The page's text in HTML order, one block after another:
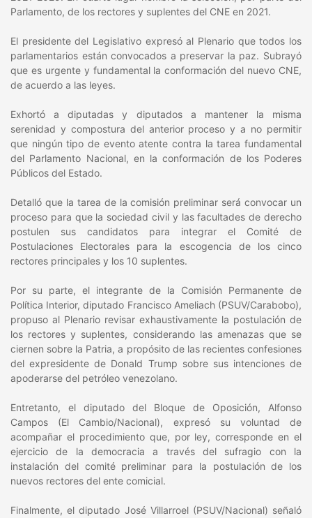
Parlamento, de los rectores y suplentes del CNE en 2021.
El presidente del Legislativo expresó al Plenario que todos los
parlamentarios están convocados a preservar la paz. Subrayó
que es urgente y fundamental la conformación del nuevo CNE,
de acuerdo a las leyes.
Exhortó a diputadas y diputados a mantener la misma
serenidad y compostura del anterior proceso y a no permitir
que ningún tipo de evento atente contra la tarea fundamental
del Parlamento Nacional, en la conformación de los Poderes
Públicos del Estado.
Detalló que la tarea de la comisión preliminar será convocar un
proceso para que la sociedad civil y las facultades de derecho
postulen sus candidatos para integrar el Comité de
Postulaciones Electorales para la escogencia de los cinco
rectores principales y los 10 suplentes.
Por su parte, el integrante de la Comisión Permanente de
Política Interior, diputado Francisco Ameliach (PSUV/Carabobo),
propuso al Plenario revisar exhaustivamente la postulación de
los rectores y suplentes, considerando las amenazas que se
ciernen sobre la Patria, a propósito de las recientes confesiones
del expresidente de Donald Trump sobre sus intenciones de
apoderarse del petróleo venezolano.
Entretanto, el diputado del Bloque de Oposición, Alfonso
Campos (El Cambio/Nacional), expresó su voluntad de
acompañar el procedimiento que, por ley, corresponde en el
ejercicio de la democracia a través del sufragio con la
instalación del comité preliminar para la postulación de los
nuevos rectores del ente comicial.
Finalmente, el diputado José Villarroel (PSUV/Nacional) señaló